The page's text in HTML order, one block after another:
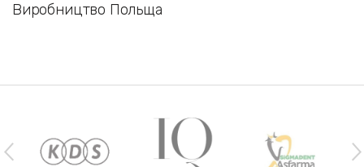
Виробництво Польща